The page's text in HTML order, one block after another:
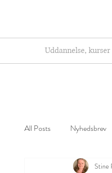
Uddannelse,
All Posts Nyhedsbrev
Stine